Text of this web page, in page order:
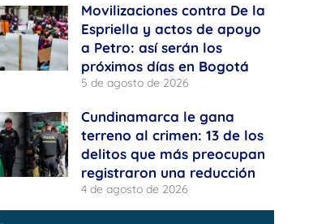
Movilizaciones contra De la
Espriella y actos de apoyo
a Petro: así serán los
próximos días en Bogotá
5 de agosto de 2026
Cundinamarca le gana
terreno al crimen: 13 de los
delitos que más preocupan
registraron una reducción
4 de agosto de 2026